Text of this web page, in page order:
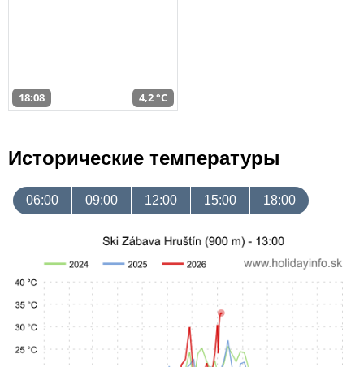
18:08 4,2 °C
Исторические температуры
06:00 09:00 12:00 15:00 18:00